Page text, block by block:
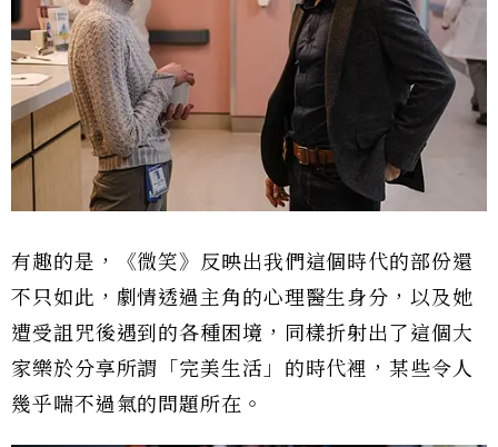
有趣的是，《微笑》反映出我們這個時代的部份還
不只如此，劇情透過主角的心理醫生身分，以及她
遭受詛咒後遇到的各種困境，同樣折射出了這個大
家樂於分享所謂「完美生活」的時代裡，某些令人
幾乎喘不過氣的問題所在。